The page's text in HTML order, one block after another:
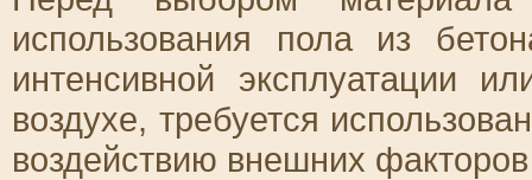
использования пола из
интенсивной эксплуатации
воздухе, требуется
воздействию внешних